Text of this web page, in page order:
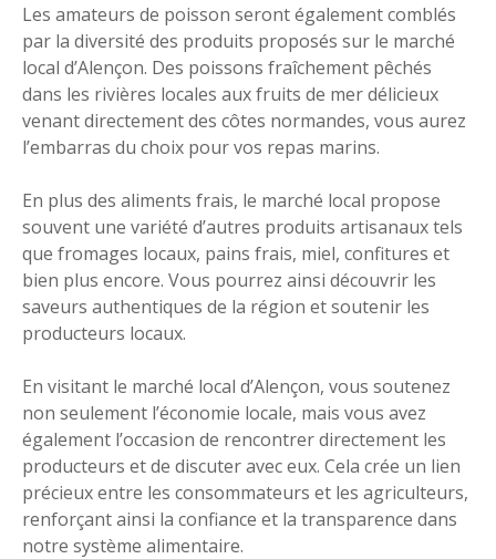
Les amateurs de poisson seront également comblés
par la diversité des produits proposés sur le marché
local d’Alençon. Des poissons fraîchement pêchés
dans les rivières locales aux fruits de mer délicieux
venant directement des côtes normandes, vous aurez
l’embarras du choix pour vos repas marins.
En plus des aliments frais, le marché local propose
souvent une variété d’autres produits artisanaux tels
que fromages locaux, pains frais, miel, confitures et
bien plus encore. Vous pourrez ainsi découvrir les
saveurs authentiques de la région et soutenir les
producteurs locaux.
En visitant le marché local d’Alençon, vous soutenez
non seulement l’économie locale, mais vous avez
également l’occasion de rencontrer directement les
producteurs et de discuter avec eux. Cela crée un lien
précieux entre les consommateurs et les agriculteurs,
renforçant ainsi la confiance et la transparence dans
notre système alimentaire.